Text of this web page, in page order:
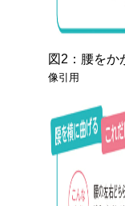
図2：腰をか
像引用